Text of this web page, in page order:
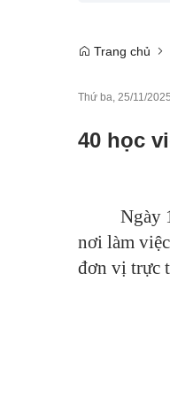
Lịch sử hình
Trang chủ
Thứ ba, 25/11/2025
40 học
Ngày
nơi làm
đơn vị trực